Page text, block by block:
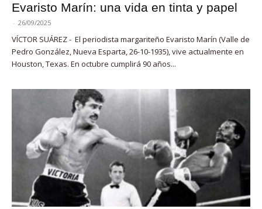
Evaristo Marín: una vida en tinta y papel
- 26/09/2025
VÍCTOR SUÁREZ - El periodista margariteño Evaristo Marín (Valle de
Pedro González, Nueva Esparta, 26-10-1935), vive actualmente en
Houston, Texas. En octubre cumplirá 90 años...